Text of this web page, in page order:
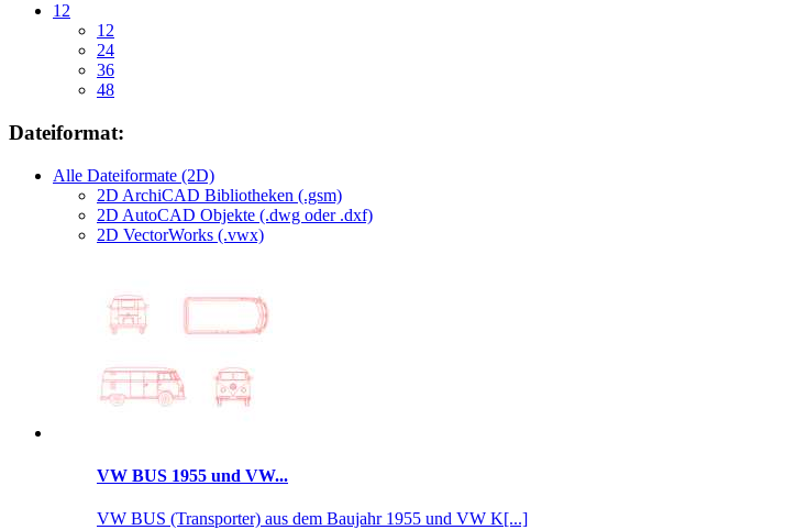
12
12
24
36
48
Dateiformat:
Alle Dateiformate (2D)
2D ArchiCAD Bibliotheken (.gsm)
2D AutoCAD Objekte (.dwg oder .dxf)
2D VectorWorks (.vwx)
VW BUS 1955 und VW...
VW BUS (Transporter) aus dem Baujahr 1955 und VW K[...]